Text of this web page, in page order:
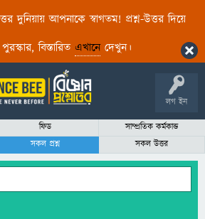
দুনিয়ায় আপনাকে স্বাগতম! প্রশ্ন-উত্তর দিয়ে
বিস্তারিত এখানেদেখুন।
লগ ইন
ফিড
সাম্প্রতিক কর্মকান্ড
সকল প্রশ্ন
সকল উত্তর